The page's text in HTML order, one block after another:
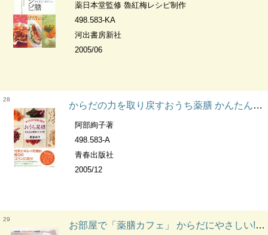
薬日本堂監修 魯紅梅レシピ制作
498.583-KA
河出書房新社
2005/06
28
からだの力を取り戻すおうち薬膳 かんたん薬効レシピ120
阿部絢子著
498.583-A
青春出版社
2005/12
29
お部屋で「薬膳カフェ」 からだにやさしい!スイーツ&ドリンク64